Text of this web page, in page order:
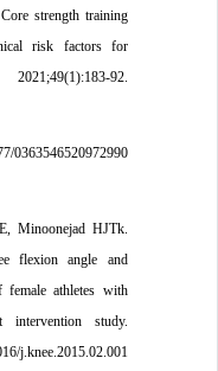
Core strength training
risk factors for
92.
Minoonejad HJTk.
flexion angle and
female athletes with
intervention study.
j.knee.2015.02.001